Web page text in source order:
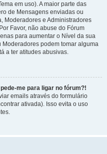
em uso). A maior parte das
de Mensagens enviadas ou
Moderadores e Administradores
Favor, não abuse do Fórum
para aumentar o Nível da sua
podem tomar alguma
a ter atitudes abusivas.
me para ligar no fórum?!
emails através do formulário
ativada). Isso evita o uso